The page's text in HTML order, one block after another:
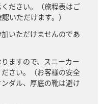
ださい。（旅程表はご
いただけます。）
いただけませんのであ
ますので、スニーカー
さい。（お客様の安全
ダル、厚底の靴は避け